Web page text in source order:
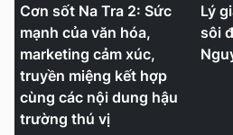
Cơn sốt Na Tra 2: Sức
mạnh của văn hóa,
marketing cảm xúc,
truyền miệng kết hợp
cùng các nội dung hậu
trường thú vị
Lý
sôi